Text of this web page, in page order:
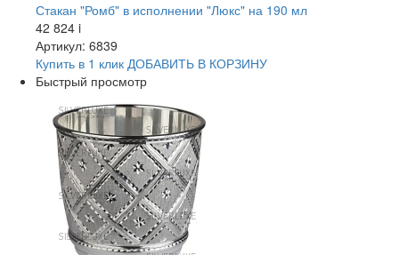
Стакан "Ромб" в исполнении "Люкс" на 190 мл
42 824 i
Артикул: 6839
Купить в 1 клик ДОБАВИТЬ В КОРЗИНУ
Быстрый просмотр